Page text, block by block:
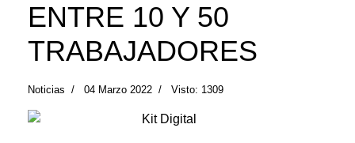
ENTRE 10 Y 50
TRABAJADORES
Noticias 04 Marzo 2022 Visto: 1309